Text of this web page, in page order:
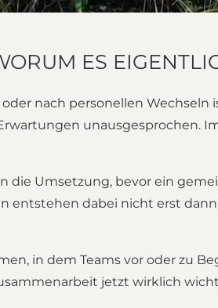
ES
nach personellen
unausgesprochen.
die Umsetzung, bevor ein
entstehen dabei nicht erst
in dem Teams vor oder zu
jetzt wirklich